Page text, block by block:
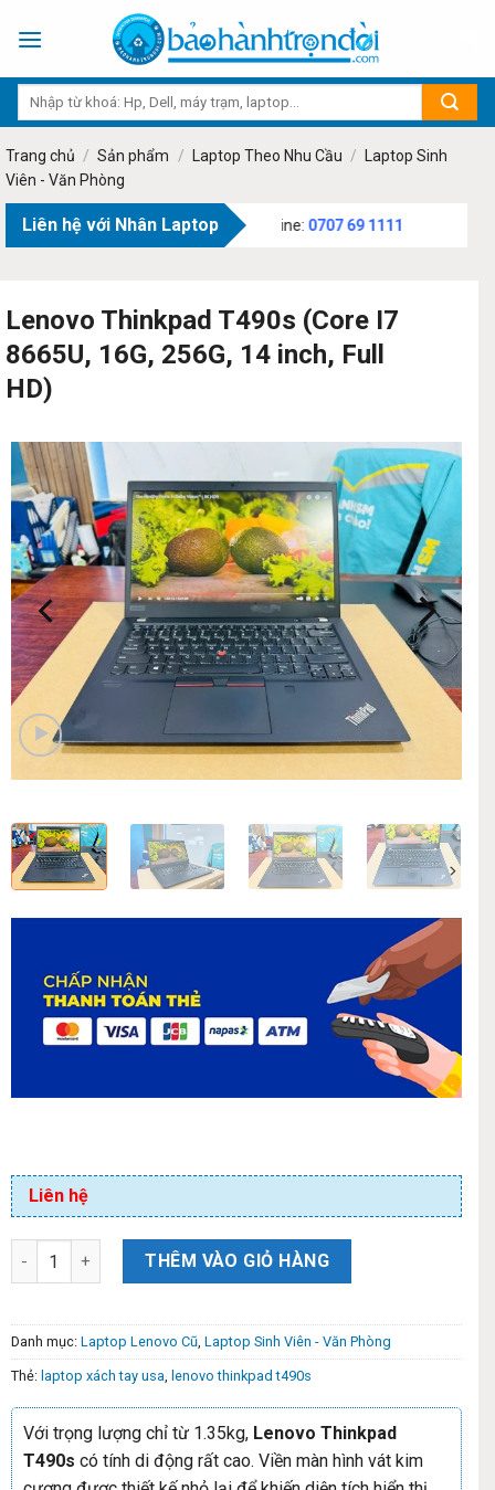
Trang chủ / Sản phẩm / Laptop Theo Nhu Cầu /
Laptop Sinh
Viên - Văn Phòng
Liên hệ với Nhân Laptop
Phường Tân Sơn, TP.HCM - Hotline:0707 69 1111
Lenovo Thinkpad T490s (Core I7
8665U, 16G, 256G, 14 inch, Full
HD)
Liên hệ
THÊM VÀO GIỎ HÀNG
Danh mục: Laptop Lenovo Cũ Laptop Sinh Viên - Văn Phòng
Thẻ: laptop xách tay usa lenovo thinkpad t490s
Với trọng lượng chỉ từ 1.35kg, Lenovo Thinkpad
T490s có tính di động rất cao. Viền màn hình vát kim